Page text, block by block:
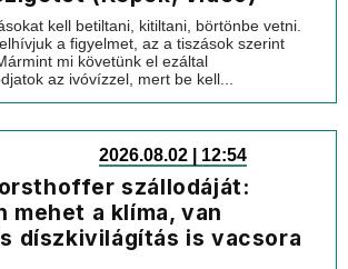
kell betiltani, kitiltani, börtönbe vetni.
a figyelmet, az a tiszások szerint
mi követünk el ezáltal
az ivóvízzel, mert be kell...
2026.08.02 | 12:54
szállodáját:
mehet a klíma, van
díszkivilágítás is vacsora